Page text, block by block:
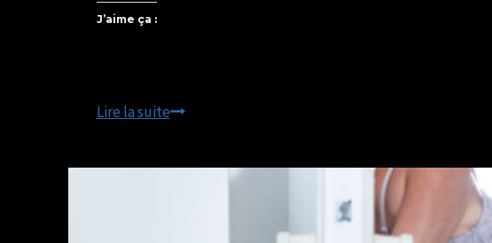
J’aime ça :
Lire la suiteL’authenticité